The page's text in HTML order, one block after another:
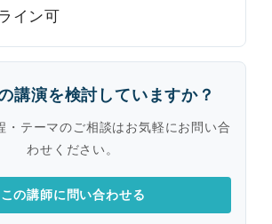
イン可
講演を検討していますか？
・テーマのご相談はお気軽にお問い合
わせください。
この講師に問い合わせる